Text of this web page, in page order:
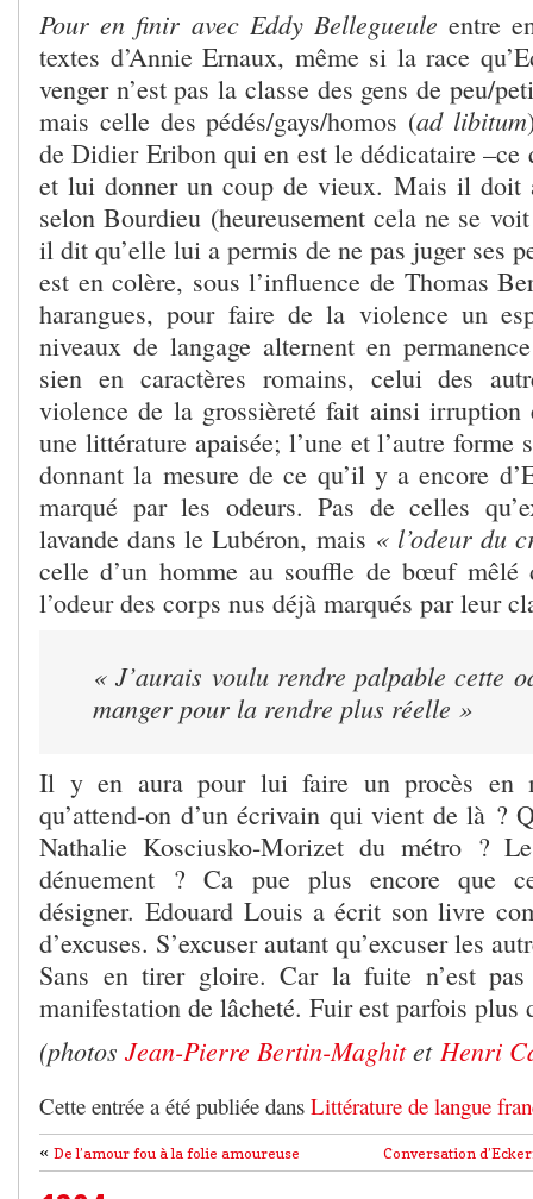
Pour en finir avec Eddy Bellegueule entre
textes d’Annie Ernaux, même si la race
venger n’est pas la classe des gens de peu/
mais celle des pédés/gays/homos (ad libitum
de Didier Eribon qui en est le dédicataire
et lui donner un coup de vieux. Mais il doit
selon Bourdieu (heureusement cela ne se
il dit qu’elle lui a permis de ne pas juger ses
est en colère, sous l’influence de Thomas
harangues, pour faire de la violence un
niveaux de langage alternent en
sien en caractères romains, celui des
violence de la grossièreté fait ainsi irruption
une littérature apaisée; l’une et l’autre forme
donnant la mesure de ce qu’il y a encore
marqué par les odeurs. Pas de celles
lavande dans le Lubéron, mais « l’odeur du
celle d’un homme au souffle de bœuf mêlé
l’odeur des corps nus déjà marqués par leur
« J’aurais voulu rendre palpable cette
manger pour la rendre plus réelle »
Il y en aura pour lui faire un procès en
qu’attend-on d’un écrivain qui vient de là ?
Nathalie Kosciusko-Morizet du métro ?
dénuement ? Ca pue plus encore que
désigner. Edouard Louis a écrit son livre
d’excuses. S’excuser autant qu’excuser les
Sans en tirer gloire. Car la fuite n’est pas
manifestation de lâcheté. Fuir est parfois plus
(photos Jean-Pierre Bertin-Maghitet Henri
Cette entrée a été publiée dans Littérature de langue
Conversation
« De l’amour fou à la folie amoureuse